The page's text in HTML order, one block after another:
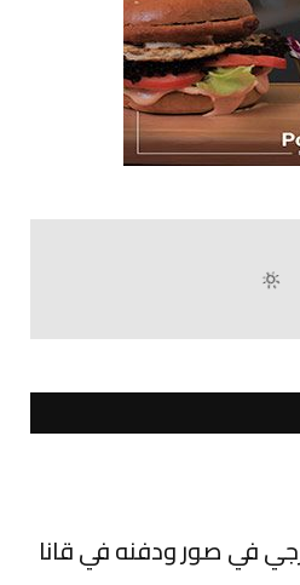
في صور ودفنه في قانا